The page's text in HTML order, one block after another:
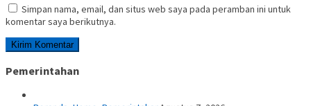
Simpan nama, email, dan situs web saya pada peramban ini untuk
komentar saya berikutnya.
Pemerintahan